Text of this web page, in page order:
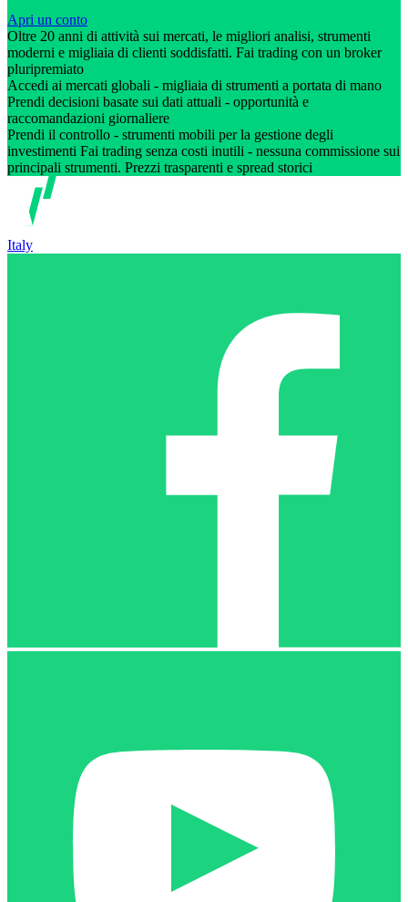
Apri un conto
Oltre 20 anni di attività sui mercati, le migliori analisi, strumenti
moderni e migliaia di clienti soddisfatti. Fai trading con un broker
pluripremiato
Accedi ai mercati globali - migliaia di strumenti a portata di mano
Prendi decisioni basate sui dati attuali - opportunità e
raccomandazioni giornaliere
Prendi il controllo - strumenti mobili per la gestione degli
investimenti Fai trading senza costi inutili - nessuna commissione sui
principali strumenti. Prezzi trasparenti e spread storici
Italy